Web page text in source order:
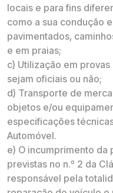
locais e para fins
como a sua condução
pavimentados,
e em praias;
c) Utilização em
sejam oficiais ou não;
d) Transporte de
objetos e/ou
especificações
Automóvel.
e) O incumprimento da
previstas no n.º 2 da
responsável pela